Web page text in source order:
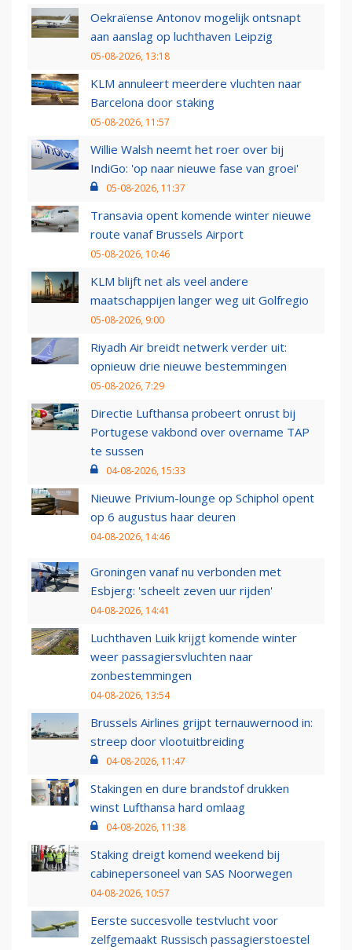
Oekraïense Antonov mogelijk ontsnapt
aan aanslag op luchthaven Leipzig
05-08-2026, 13:18
KLM annuleert meerdere vluchten naar
Barcelona door staking
05-08-2026, 11:57
Willie Walsh neemt het roer over bij
IndiGo: 'op naar nieuwe fase van groei'
05-08-2026, 11:37
Transavia opent komende winter nieuwe
route vanaf Brussels Airport
05-08-2026, 10:46
KLM blijft net als veel andere
maatschappijen langer weg uit Golfregio
05-08-2026, 9:00
Riyadh Air breidt netwerk verder uit:
opnieuw drie nieuwe bestemmingen
05-08-2026, 7:29
Directie Lufthansa probeert onrust bij
Portugese vakbond over overname TAP
te sussen
04-08-2026, 15:33
Nieuwe Privium-lounge op Schiphol opent
op 6 augustus haar deuren
04-08-2026, 14:46
Groningen vanaf nu verbonden met
Esbjerg: 'scheelt zeven uur rijden'
04-08-2026, 14:41
Luchthaven Luik krijgt komende winter
weer passagiersvluchten naar
zonbestemmingen
04-08-2026, 13:54
Brussels Airlines grijpt ternauwernood in:
streep door vlootuitbreiding
04-08-2026, 11:47
Stakingen en dure brandstof drukken
winst Lufthansa hard omlaag
04-08-2026, 11:38
Staking dreigt komend weekend bij
cabinepersoneel van SAS Noorwegen
04-08-2026, 10:57
Eerste succesvolle testvlucht voor
zelfgemaakt Russisch passagierstoestel